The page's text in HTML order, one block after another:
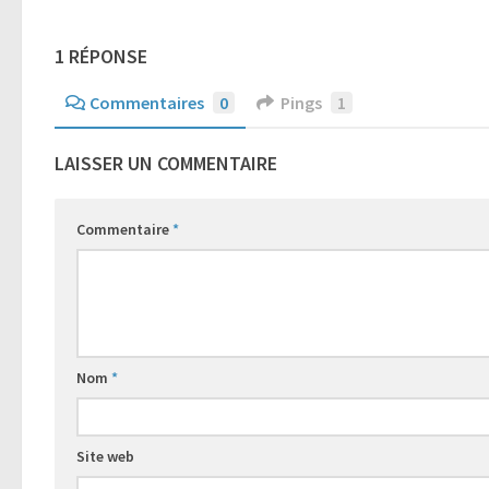
1 RÉPONSE
Commentaires 0 Pings 1
LAISSER UN COMMENTAIRE
Commentaire*
Nom *
Site web